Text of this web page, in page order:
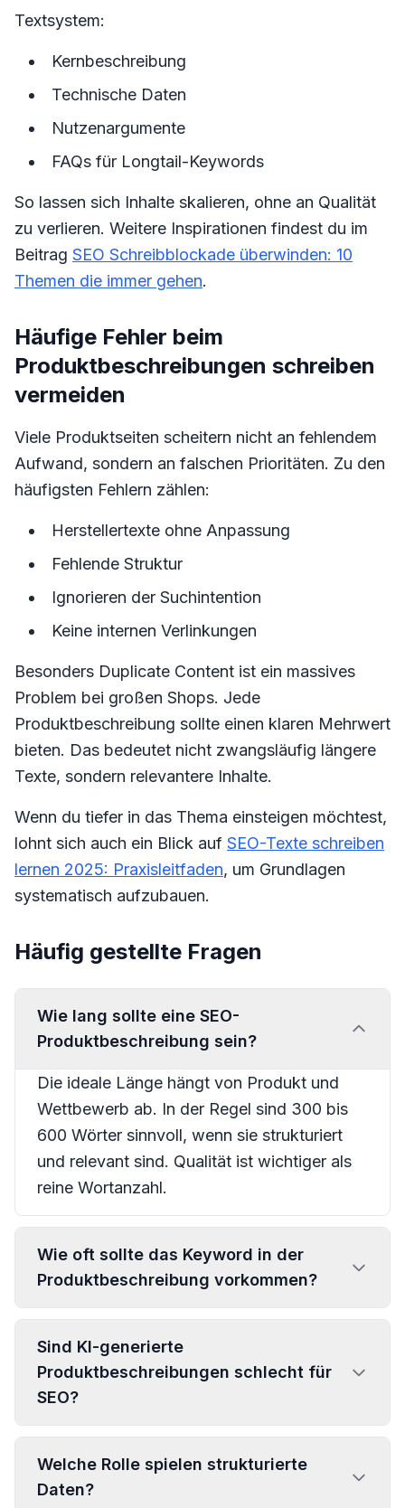
Textsystem:
Kernbeschreibung
Technische Daten
Nutzenargumente
FAQs für Longtail-Keywords
So lassen sich Inhalte skalieren, ohne an Qualität
zu verlieren. Weitere Inspirationen findest du im
Beitrag SEO Schreibblockade überwinden: 10
Themen die immer gehen.
Häufige Fehler beim
Produktbeschreibungen schreiben
vermeiden
Viele Produktseiten scheitern nicht an fehlendem
Aufwand, sondern an falschen Prioritäten. Zu den
häufigsten Fehlern zählen:
Herstellertexte ohne Anpassung
Fehlende Struktur
Ignorieren der Suchintention
Keine internen Verlinkungen
Besonders Duplicate Content ist ein massives
Problem bei großen Shops. Jede
Produktbeschreibung sollte einen klaren Mehrwert
bieten. Das bedeutet nicht zwangsläufig längere
Texte, sondern relevantere Inhalte.
Wenn du tiefer in das Thema einsteigen möchtest,
lohnt sich auch ein Blick auf SEO-Texte schreiben
lernen 2025: Praxisleitfaden, um Grundlagen
systematisch aufzubauen.
Häufig gestellte Fragen
Wie lang sollte eine SEO-
Produktbeschreibung sein?
Die ideale Länge hängt von Produkt und
Wettbewerb ab. In der Regel sind 300 bis
600 Wörter sinnvoll, wenn sie strukturiert
und relevant sind. Qualität ist wichtiger als
reine Wortanzahl.
Wie oft sollte das Keyword in der
Produktbeschreibung vorkommen?
Sind KI-generierte
Produktbeschreibungen schlecht für
SEO?
Welche Rolle spielen strukturierte
Daten?